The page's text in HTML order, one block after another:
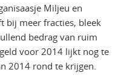
Miljeu en
bij meer fracties, bleek
bedrag van ruim
voor 2014 lijkt nog te
2014 rond te krijgen.